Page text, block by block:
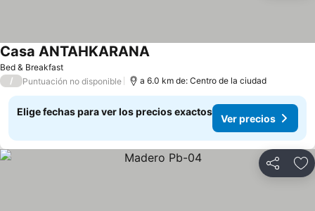
Bed & Breakfast
Casa ANTAHKARANAVer precios
/ Puntuación no disponible a 6.0 km de: Centro de la ciudad
Elige fechas para ver los precios exactos
Ver precios
Compartir